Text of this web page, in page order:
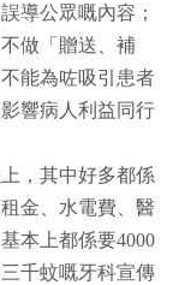
導公眾嘅內容；
做「贈送、補
能為咗吸引患者
響病人利益同行
，其中好多都係
金、水電費、醫
本上都係要4000
千蚊嘅牙科宣傳